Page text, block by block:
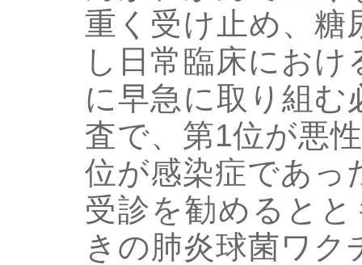
重く受け止め、糖
し日常臨床にお
に早急に取り組む
査で、第1位が悪
位が感染症であっ
受診を勧めると
きの肺炎球菌ワ